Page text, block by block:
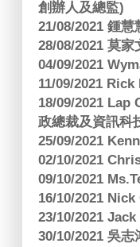
創辦人及總監)
21/08/2021 鍾
28/08/2021 莫
04/09/2021
11/09/2021
18/09/2021
政總裁及資訊科
25/09/2021
02/10/2021
09/10/2021
16/10/2021
23/10/2021
30/10/2021 吳